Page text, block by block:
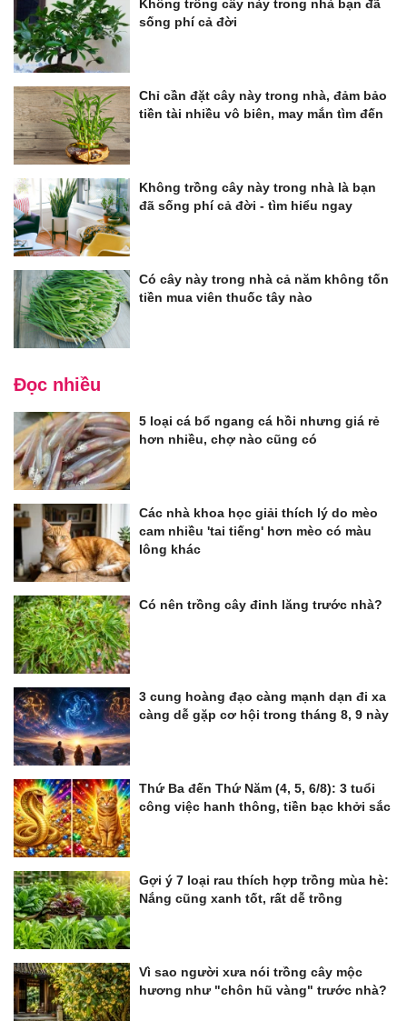
Không trồng cây này trong nhà bạn đã
sống phí cả đời
Chỉ cần đặt cây này trong nhà, đảm bảo
tiền tài nhiều vô biên, may mắn tìm đến
Không trồng cây này trong nhà là bạn
đã sống phí cả đời - tìm hiểu ngay
Có cây này trong nhà cả năm không tốn
tiền mua viên thuốc tây nào
Đọc nhiều
5 loại cá bổ ngang cá hồi nhưng giá rẻ
hơn nhiều, chợ nào cũng có
Các nhà khoa học giải thích lý do mèo
cam nhiều 'tai tiếng' hơn mèo có màu
lông khác
Có nên trồng cây đinh lăng trước nhà?
3 cung hoàng đạo càng mạnh dạn đi xa
càng dễ gặp cơ hội trong tháng 8, 9 này
Thứ Ba đến Thứ Năm (4, 5, 6/8): 3 tuổi
công việc hanh thông, tiền bạc khởi sắc
Gợi ý 7 loại rau thích hợp trồng mùa hè:
Nắng cũng xanh tốt, rất dễ trồng
Vì sao người xưa nói trồng cây mộc
hương như "chôn hũ vàng" trước nhà?